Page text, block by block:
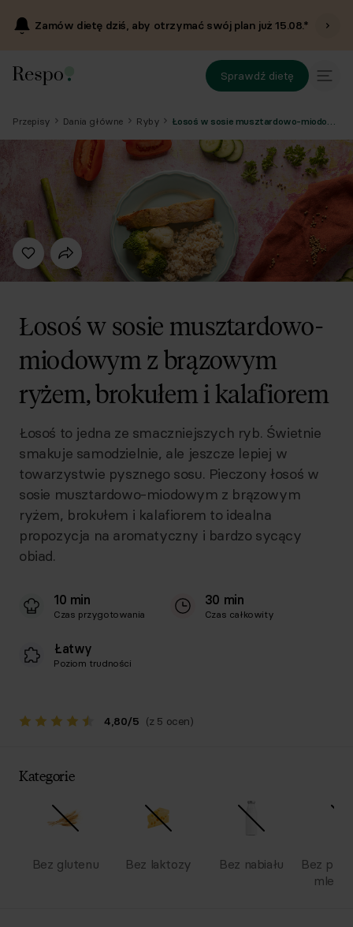
Zamów dietę dziś, aby otrzymać swój plan już15.08.*
Sprawdź dietę
Przepisy Dania główne Ryby
Łosoś w sosie musztardowo-
miodowym z brązowym
ryżem, brokułem i kalafiorem
Łosoś to jedna ze smaczniejszych ryb. Świetnie
smakuje samodzielnie, ale jeszcze lepiej w
towarzystwie pysznego sosu. Pieczony łosoś w
sosie musztardowo-miodowym z brązowym
ryżem, brokułem i kalafiorem to idealna
propozycja na aromatyczny i bardzo sycący
obiad.
10 min
Czas przygotowania
30 min
Czas całkowity
Łatwy
Poziom trudności
4,80/5 (z 5 ocen)
Kategorie
Bez glutenu Bez laktozy Bez nabiału
Bez